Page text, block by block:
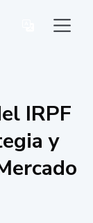
IRPF
y